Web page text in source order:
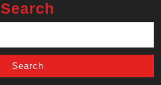
Search